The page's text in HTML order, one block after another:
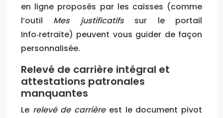
en ligne proposés par les caisses (comme
l’outil Mes justificatifssur le portail
Info‑retraite) peuvent vous guider de façon
personnalisée.
Relevé de carrière intégral et
attestations patronales
manquantes
Le relevé de carrièreest le document pivot